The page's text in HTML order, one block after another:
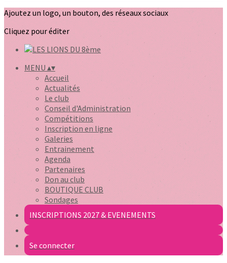
Ajoutez un logo, un bouton, des réseaux sociaux
Cliquez pour éditer
MENU▴▾
Accueil
Actualités
Le club
Conseil d'Administration
Compétitions
Inscription en ligne
Galeries
Entrainement
Agenda
Partenaires
Don au club
BOUTIQUE CLUB
Sondages
INSCRIPTIONS 2027 & EVENEMENTS
Se connecter